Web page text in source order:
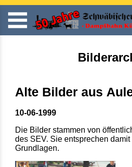
Alte Bilder aus
10-06-1999
Die Bilder stammen von
des SEV. Sie entsprechen
Grundlagen.